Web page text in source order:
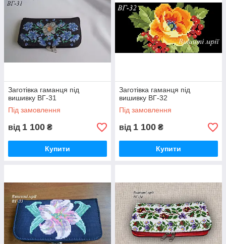
Заготівка гаманця під
вишивку ВГ-31
Під замовлення
від 1 100 ₴
Купити
Заготівка гаманця під
вишивку ВГ-32
Під замовлення
від 1 100 ₴
Купити